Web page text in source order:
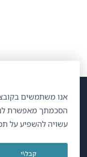
הסכמתך מאפשרת
עשויה להשפיע על
קבל\י